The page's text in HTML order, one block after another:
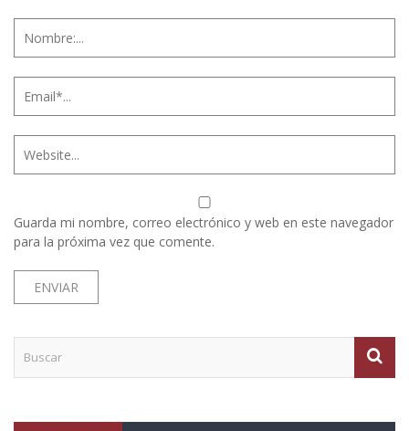
Guarda mi nombre, correo electrónico y web en este navegador
para la próxima vez que comente.